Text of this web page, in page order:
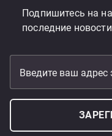
Подпишитесь на
последние
Введите ваш адрес